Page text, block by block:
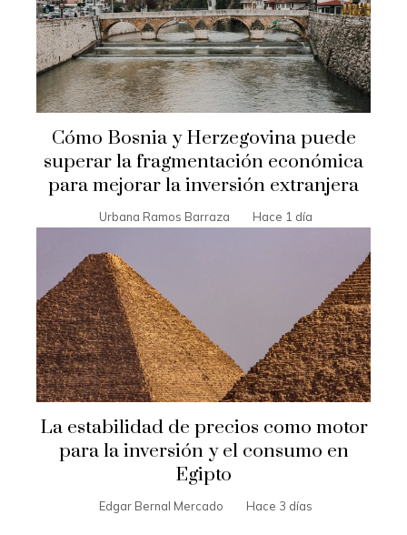
Cómo Bosnia y Herzegovina puede
superar la fragmentación económica
para mejorar la inversión extranjera
Urbana Ramos Barraza Hace 1 día
La estabilidad de precios como motor
para la inversión y el consumo en
Egipto
Edgar Bernal Mercado Hace 3 días